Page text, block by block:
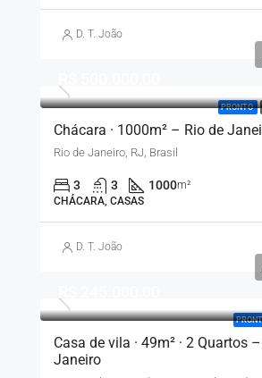
D. T. João
PRONTO
Chácara · 1000m² – Rio de
Rio de Janeiro, RJ, Brasil
3 3 1000m²
CHÁCARA, CASAS
D. T. João
Casa de vila · 49m² · 2 Quartos
Janeiro